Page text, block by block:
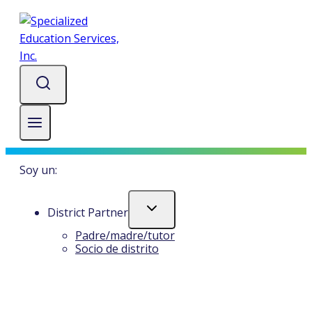
contenido
Soy un:
District Partner
Alternar
Infantil
Padre/madre/tutor
Socio de distrito